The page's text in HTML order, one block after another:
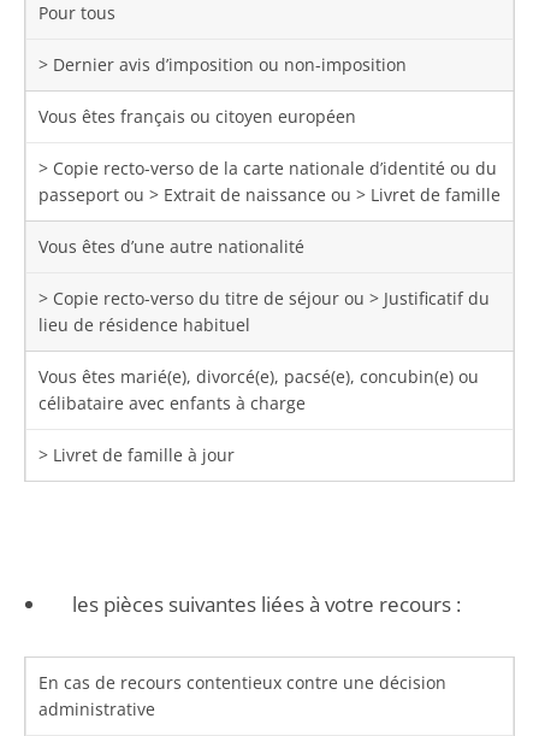
Pour tous
> Dernier avis d’imposition ou non-imposition
Vous êtes français ou citoyen européen
> Copie recto-verso de la carte nationale d’identité ou du
passeport ou > Extrait de naissance ou > Livret de famille
Vous êtes d’une autre nationalité
> Copie recto-verso du titre de séjour ou > Justificatif du
lieu de résidence habituel
Vous êtes marié(e), divorcé(e), pacsé(e), concubin(e) ou
célibataire avec enfants à charge
> Livret de famille à jour
les pièces suivantes liées à votre recours :
En cas de recours contentieux contre une décision
administrative